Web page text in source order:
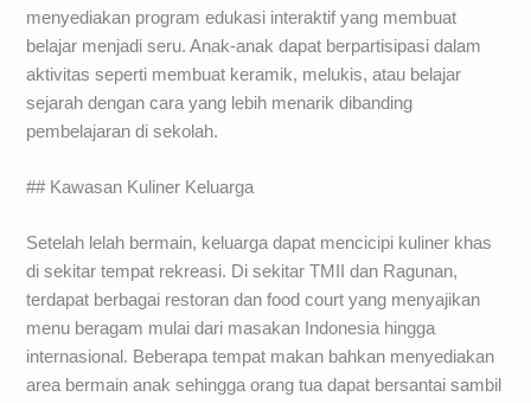
menyediakan program edukasi interaktif yang membuat
belajar menjadi seru. Anak-anak dapat berpartisipasi dalam
aktivitas seperti membuat keramik, melukis, atau belajar
sejarah dengan cara yang lebih menarik dibanding
pembelajaran di sekolah.
## Kawasan Kuliner Keluarga
Setelah lelah bermain, keluarga dapat mencicipi kuliner khas
di sekitar tempat rekreasi. Di sekitar TMII dan Ragunan,
terdapat berbagai restoran dan food court yang menyajikan
menu beragam mulai dari masakan Indonesia hingga
internasional. Beberapa tempat makan bahkan menyediakan
area bermain anak sehingga orang tua dapat bersantai sambil